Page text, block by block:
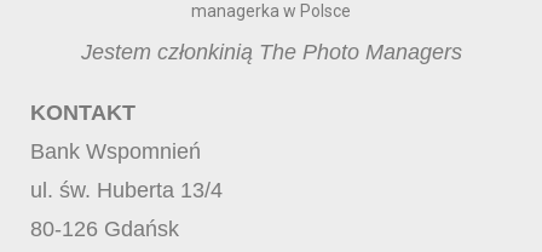
Jestem członkinią The Photo Managers
KONTAKT
Bank Wspomnień
ul. św. Huberta 13/4
80-126 Gdańsk